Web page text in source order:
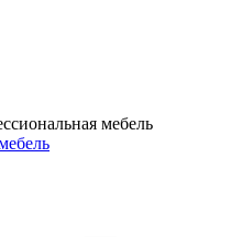
мебель